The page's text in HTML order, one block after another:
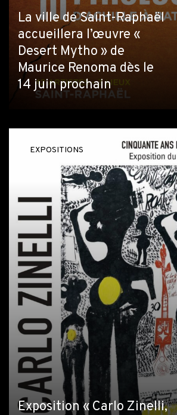
La ville de Saint-Raphaël
accueillera l’œuvre «
Desert Mytho » de
Maurice Renoma dès le
14 juin prochain
EXPOSITIONS
Exposition « Carlo Zinelli,